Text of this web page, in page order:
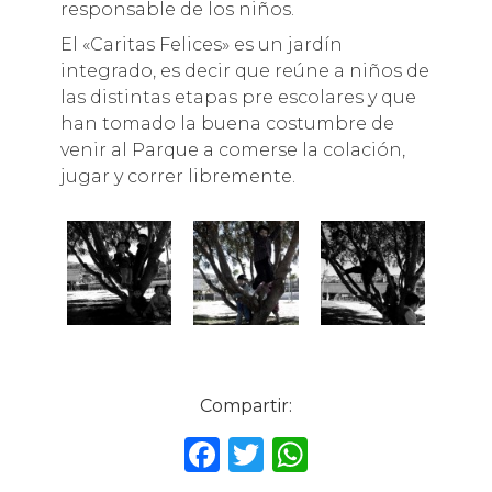
responsable de los niños.
El «Caritas Felices» es un jardín
integrado, es decir que reúne a niños de
las distintas etapas pre escolares y que
han tomado la buena costumbre de
venir al Parque a comerse la colación,
jugar y correr libremente.
Compartir:
F T W